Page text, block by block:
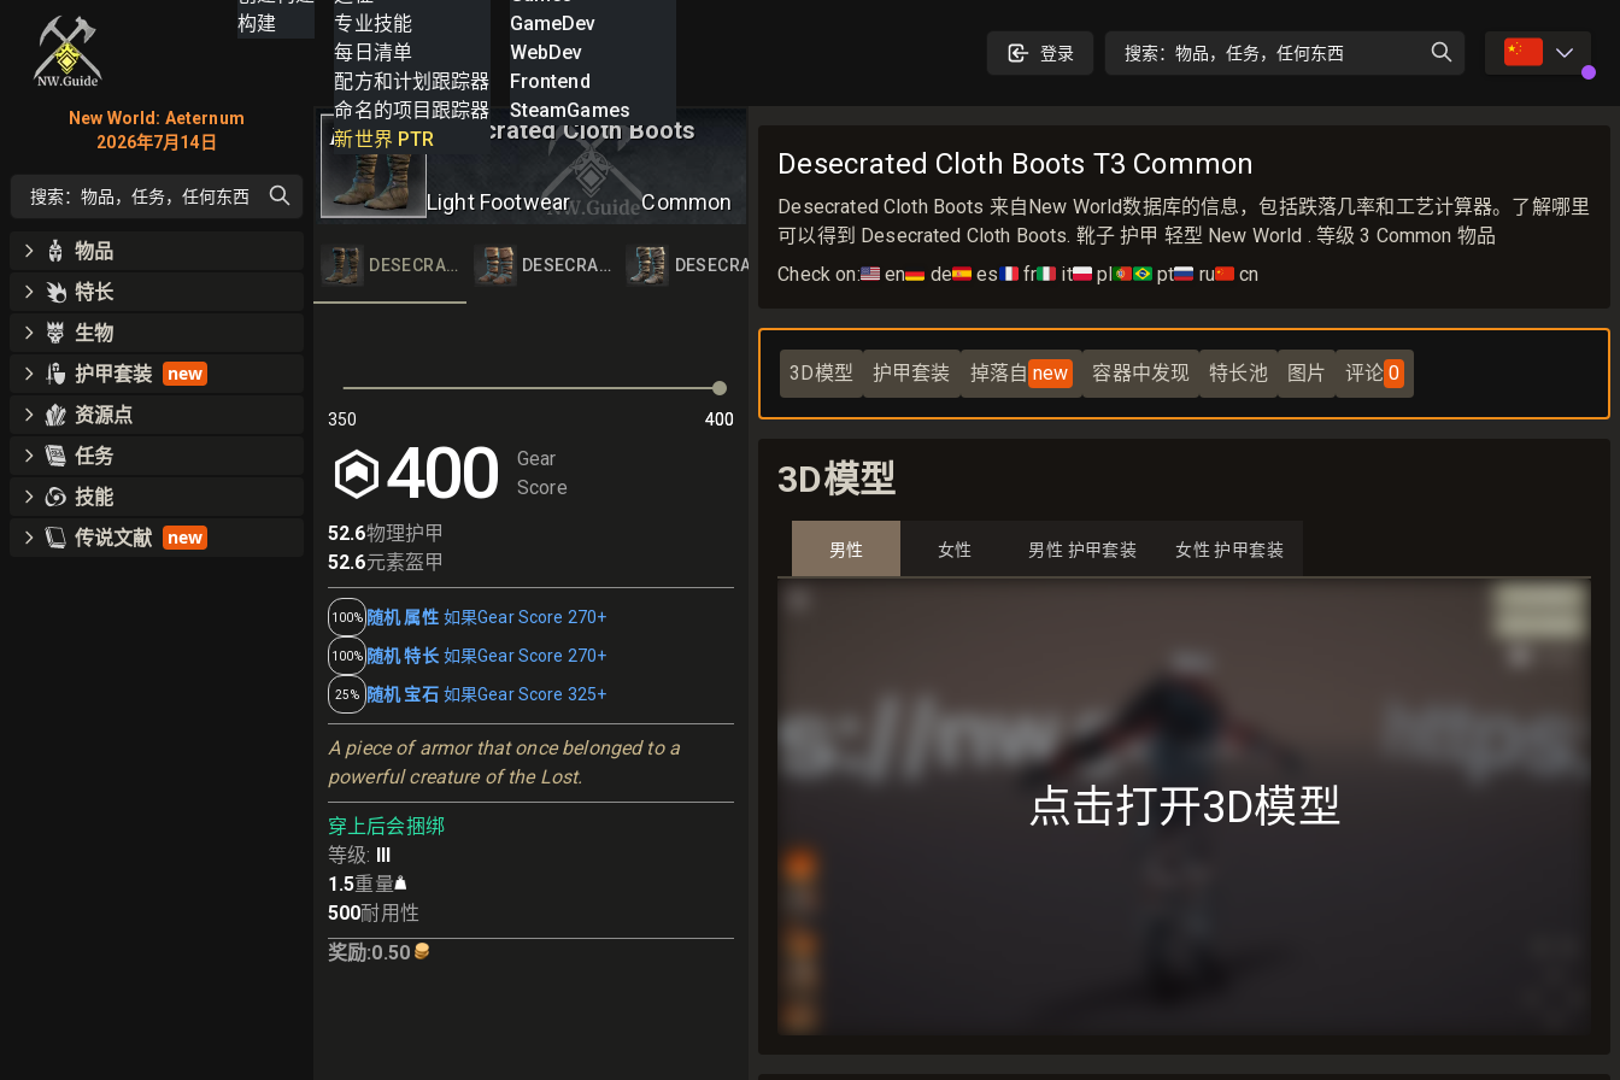
构建
专业技能
每日清单
配方和计划跟踪器
命名的项目跟踪器
新世界 PTR
GameDev
WebDev
Frontend
SteamGames
登录 搜索：物品，任务，任何东西 🇨🇳
III Desecrated Cloth Boots
Light Footwear Common
DESECRATED CLOTH BOOTSDESECRATED CLOTH BOOTSDESECRATED CLOTH BOOTS
350 400
400
400
Gear
Score
52.6物理护甲
52.6元素盔甲
100% 随机 属性 如果Gear Score 270+
100% 随机 特长 如果Gear Score 270+
25% 随机 宝石 如果Gear Score 325+
A piece of armor that once belonged to a
powerful creature of the Lost.
穿上后会捆绑
等级: III
1.5重量
500耐用性
奖励:0.50
Desecrated Cloth Boots T3 Common
Desecrated Cloth Boots 来自New World数据库的信息，包括跌落几率和工艺计算器。了解哪里
可以得到 Desecrated Cloth Boots. 靴子 护甲 轻型 New World . 等级 3 Common 物品
Check on:🇺🇸 en🇩🇪 de🇪🇸 es🇫🇷 fr🇮🇹 it🇵🇱 pl🇵🇹🇧🇷 pt🇷🇺 ru🇨🇳 cn
3D模型 护甲套装 掉落自 new 容器中发现 特长池 图片 评论 0
3D模型
男性 女性 男性 护甲套装 女性 护甲套装
点击打开3D模型
New World: Aeternum
2026年7月14日
搜索：物品，任务，任何东西
物品
特长
生物
护甲套装
new
资源点
任务
技能
传说文献
new